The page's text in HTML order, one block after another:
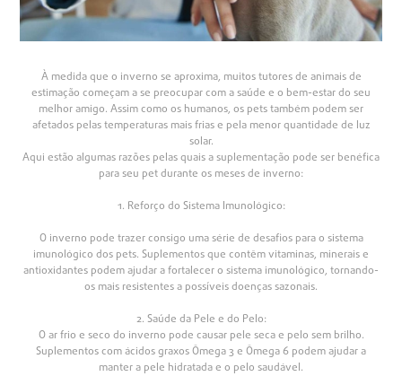
À medida que o inverno se aproxima, muitos tutores de animais de
estimação começam a se preocupar com a saúde e o bem-estar do seu
melhor amigo. Assim como os humanos, os pets também podem ser
afetados pelas temperaturas mais frias e pela menor quantidade de luz
solar.
Aqui estão algumas razões pelas quais a suplementação pode ser benéfica
para seu pet durante os meses de inverno:
1. Reforço do Sistema Imunológico:
O inverno pode trazer consigo uma série de desafios para o sistema
imunológico dos pets. Suplementos que contêm vitaminas, minerais e
antioxidantes podem ajudar a fortalecer o sistema imunológico, tornando-
os mais resistentes a possíveis doenças sazonais.
2. Saúde da Pele e do Pelo:
O ar frio e seco do inverno pode causar pele seca e pelo sem brilho.
Suplementos com ácidos graxos Ômega 3 e Ômega 6 podem ajudar a
manter a pele hidratada e o pelo saudável.